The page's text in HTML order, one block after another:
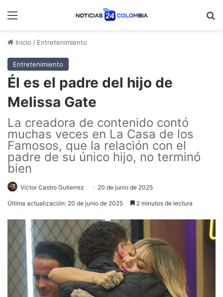
Menú
Inicio / Entretenimiento
Entretenimiento
Él es el padre del hijo de
Melissa Gate
La creadora de contenido contó
muchas veces en La Casa de los
Famosos, que la relación con el
padre de su único hijo, no terminó
bien
Víctor Castro Gutierrez 20 de junio de 2025
Última actualización: 20 de junio de 2025 2 minutos de lectura